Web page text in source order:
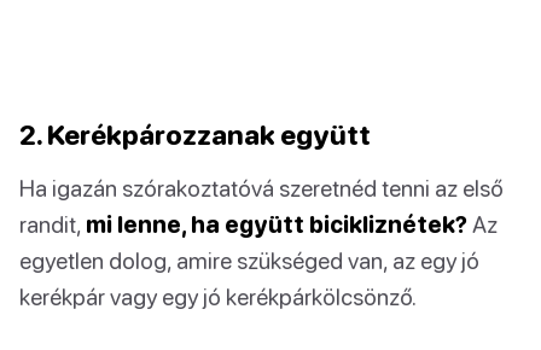
2. Kerékpározzanak együtt
Ha igazán szórakoztatóvá szeretnéd tenni az első
randit, mi lenne, ha együtt bicikliznétek?Az
egyetlen dolog, amire szükséged van, az egy jó
kerékpár vagy egy jó kerékpárkölcsönző.